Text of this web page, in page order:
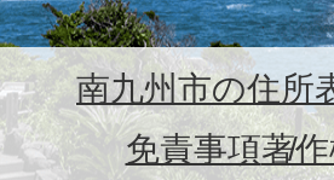
南九州市の住所
免責事項著